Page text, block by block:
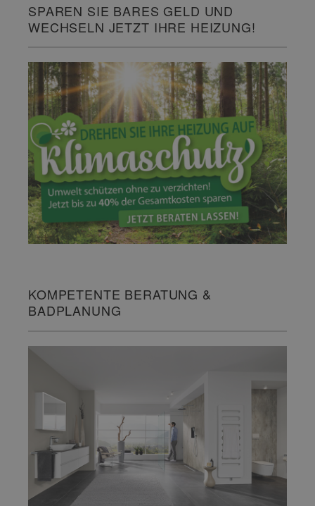
SPAREN SIE BARES GELD UND
WECHSELN JETZT IHRE HEIZUNG!
KOMPETENTE BERATUNG &
BADPLANUNG